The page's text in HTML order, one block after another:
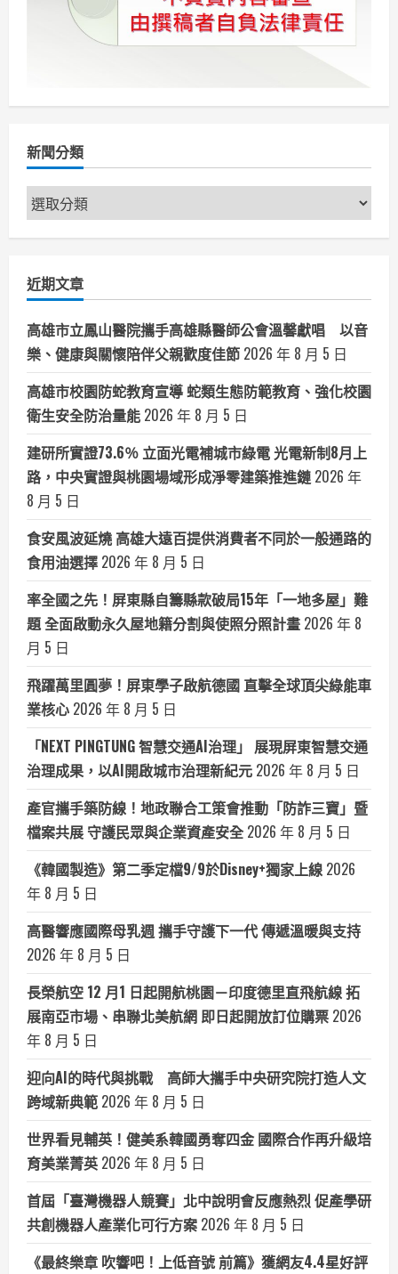
新聞分類
新
聞
近期文章
高雄市立鳳山醫院攜手高雄縣醫師公會溫馨獻唱 以音
樂、健康與關懷陪伴父親歡度佳節 2026 年 8 月 5 日
高雄市校園防蛇教育宣導 蛇類生態防範教育、強化校園
衛生安全防治量能 2026 年 8 月 5 日
建研所實證73.6％ 立面光電補城市綠電 光電新制8月上
路，中央實證與桃園場域形成淨零建築推進鏈 2026 年
8 月 5 日
食安風波延燒 高雄大遠百提供消費者不同於一般通路的
食用油選擇 2026 年 8 月 5 日
率全國之先！屏東縣自籌縣款破局15年「一地多屋」難
題 全面啟動永久屋地籍分割與使照分照計畫 2026 年 8
月 5 日
飛躍萬里圓夢！屏東學子啟航德國 直擊全球頂尖綠能車
業核心 2026 年 8 月 5 日
「NEXT PINGTUNG 智慧交通AI治理」 展現屏東智慧交通
治理成果，以AI開啟城市治理新紀元 2026 年 8 月 5 日
產官攜手築防線！地政聯合工策會推動「防詐三寶」暨
檔案共展 守護民眾與企業資產安全 2026 年 8 月 5 日
《韓國製造》第二季定檔9/9於Disney+獨家上線 2026
年 8 月 5 日
高醫響應國際母乳週 攜手守護下一代 傳遞溫暖與支持
2026 年 8 月 5 日
長榮航空 12 月1 日起開航桃園－印度德里直飛航線 拓
展南亞市場、串聯北美航網 即日起開放訂位購票 2026
年 8 月 5 日
迎向AI的時代與挑戰 高師大攜手中央研究院打造人文
跨域新典範 2026 年 8 月 5 日
世界看見輔英！健美系韓國勇奪四金 國際合作再升級培
育美業菁英 2026 年 8 月 5 日
首屆「臺灣機器人競賽」北中說明會反應熱烈 促產學研
共創機器人產業化可行方案 2026 年 8 月 5 日
《最終樂章 吹響吧！上低音號 前篇》獲網友4.4星好評